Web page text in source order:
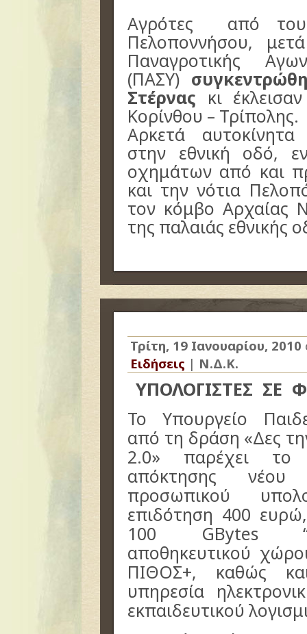
Αγρότες από
Πελοποννήσου,
Παναγροτικής
(ΠΑΣΥ)
Στέρνας κι
Κορίνθου – Τρίπολης.
Αρκετά αυτοκίνητα
στην εθνική οδό,
οχημάτων από και
και την νότια
τον κόμβο Αρχαίας
της παλαιάς εθνικής
Τρίτη, 19 Ιανουαρίου, 2010
Ειδήσεις | Ν.Δ.Κ.
ΥΠΟΛΟΓΙΣΤΕΣ ΣΕ
Το Υπουργείο
από τη δράση «Δες
2.0» παρέχει το
απόκτησης νέου
προσωπικού
επιδότηση 400
100 GBytes
αποθηκευτικού
ΠΙΘΟΣ+, καθώς
υπηρεσία
εκπαιδευτικού